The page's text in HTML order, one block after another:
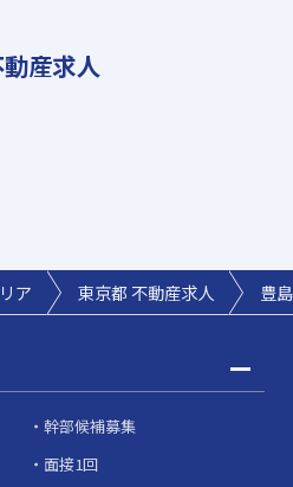
産求人
ア 東京都 不動産求人 豊
幹部候補募集
面接1回